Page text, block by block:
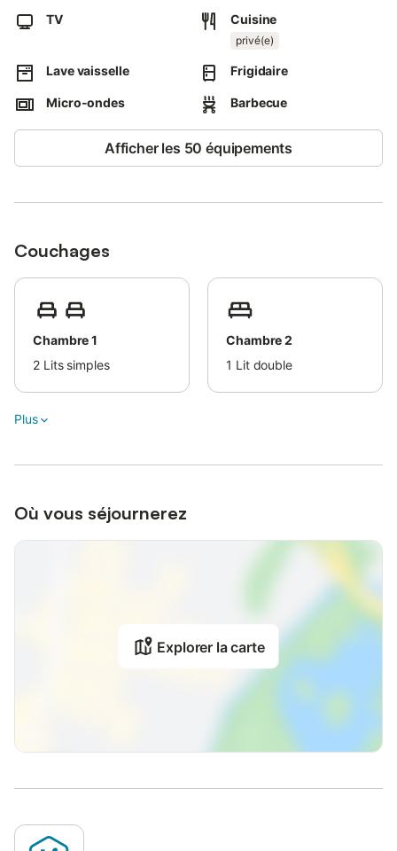
La réservation se fait auprès de votre hôte via la plateforme de
Le gîte du Cerisier est composé d'une cuisine et d'un salon au
rez-de-chaussée. Un canapé-lit dans le salon peut accueillir 2
personnes.
À l'étage, vous trouverez une chambre avec un lit 160, une
chambre avec 2 lits simples, une salle de bain et des WC
TV Cuisine
privé(e)
Lave vaisselle Frigidaire
Micro-ondes Barbecue
Afficher les 50 équipements
Couchages
Chambre 1
2 Lits simples
Chambre 2
1 Lit double
Plus
Où vous séjournerez
Explorer la carte